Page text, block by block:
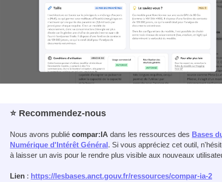
⭐️ Recommendez-nous
Nous avons publié compar:IA dans les ressources des Bases
Numérique d'Intérêt Général. Si vous appréciez cet outil,
à laisser un avis pour le rendre plus visible aux nouveaux
Lien : https://lesbases.anct.gouv.fr/ressources/compar-ia-2